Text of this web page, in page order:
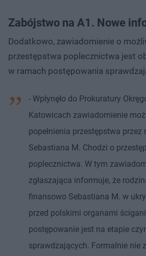
Zabójstwo na A1. Nowe
Dodatkowo, zawiadomienie o
przestępstwa poplecznictwa jest
w ramach postępowania
- Wpłynęło do Prokuratury
Katowicach zawiadomienie
popełnienia przestępstwa przez
Sebastiana M. Chodzi o
poplecznictwa. W tym
zgłaszająca informuje, że
finansowo Sebastiana M. w
przed polskimi organami
postępowanie jest na etapie
sprawdzających. Formalnie nie